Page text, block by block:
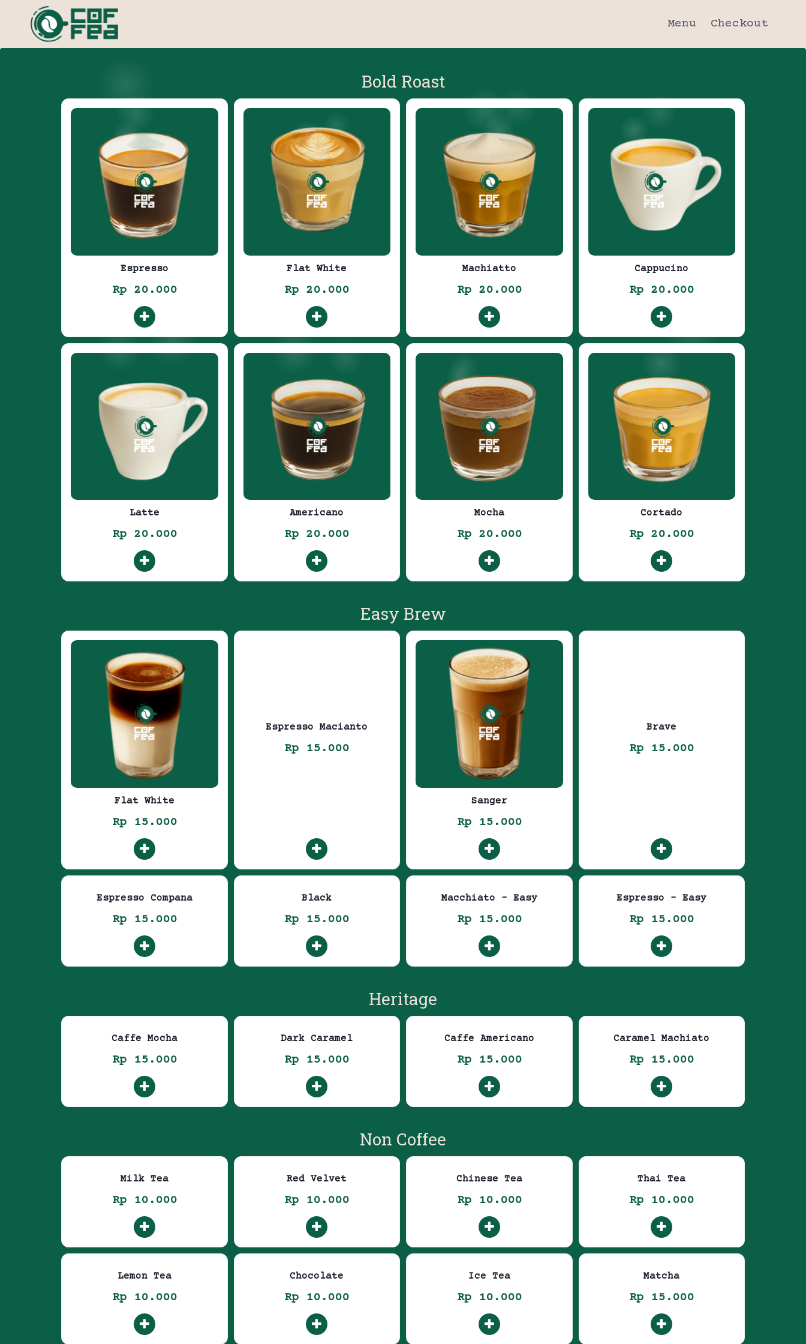
Menu Checkout
Bold Roast
Espresso
Rp 20.000
Flat White
Rp 20.000
Machiatto
Rp 20.000
Cappucino
Rp 20.000
Latte
Rp 20.000
Americano
Rp 20.000
Mocha
Rp 20.000
Cortado
Rp 20.000
Easy Brew
Flat White
Rp 15.000
Espresso Macianto
Rp 15.000
Sanger
Rp 15.000
Brave
Rp 15.000
Espresso Compana
Rp 15.000
Black
Rp 15.000
Macchiato – Easy
Rp 15.000
Espresso – Easy
Rp 15.000
Heritage
Caffe Mocha
Rp 15.000
Dark Caramel
Rp 15.000
Caffe Americano
Rp 15.000
Caramel Machiato
Rp 15.000
Non Coffee
Milk Tea
Rp 10.000
Red Velvet
Rp 10.000
Chinese Tea
Rp 10.000
Thai Tea
Rp 10.000
Lemon Tea
Rp 10.000
Chocolate
Rp 10.000
Ice Tea
Rp 10.000
Matcha
Rp 15.000